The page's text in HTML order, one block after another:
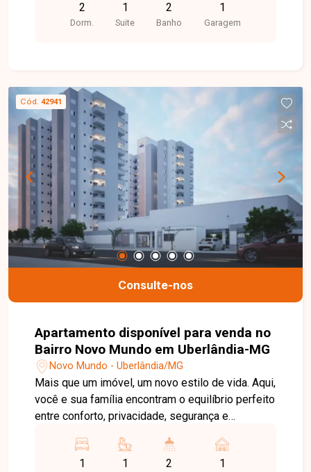
2
Dorm.
1
Suite
2
Banho
1
Garagem
Cód. 42941
Consulte-nos
Apartamento disponível para venda no
Bairro Novo Mundo em Uberlândia-MG
Novo Mundo - Uberlândia/MG
Mais que um imóvel, um novo estilo de vida. Aqui,
você e sua família encontram o equilíbrio perfeito
entre conforto, privacidade, segurança e
completas áreas de lazer, este é o lugar ideal
para viver bem. Os apartamentos foram
1 1 2 1